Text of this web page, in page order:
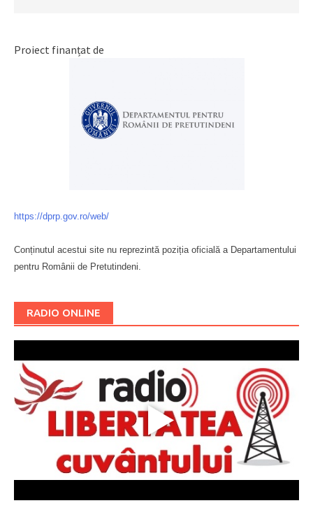
Proiect finanțat de
https://dprp.gov.ro/web/
Conținutul acestui site nu reprezintă poziția oficială a Departamentului
pentru Românii de Pretutindeni.
RADIO ONLINE